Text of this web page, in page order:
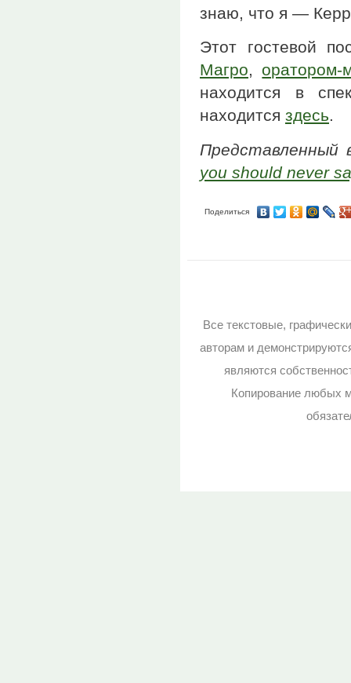
знаю, что я —
Этот гостевой
Магро,
находится в
находится здесь.
you should never
Поделиться
Все текстовые,
авторам и
являются
Копирование любых